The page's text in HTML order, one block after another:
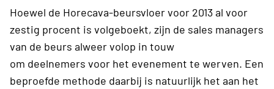
Hoewel de Horecava-beursvloer voor 2013 al voor
zestig procent is volgeboekt, zijn de sales managers
van de beurs alweer volop in touw
om deelnemers voor het evenement te werven. Een
beproefde methode daarbij is natuurlijk het aan het